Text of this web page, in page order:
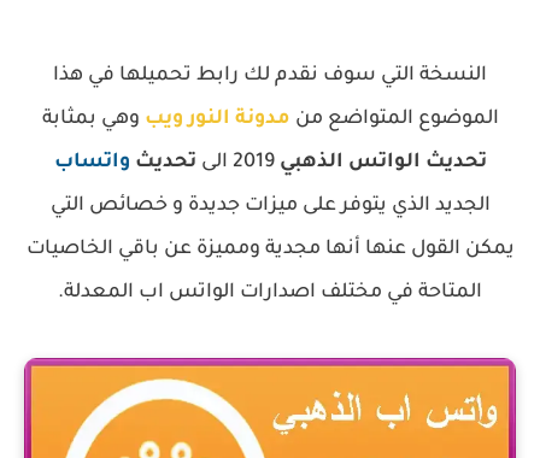
النسخة التي سوف نقدم لك رابط تحميلها في هذا
الموضوع المتواضع من مدونة النور ويب وهي بمثابة
تحديث الواتس الذهبي 2019 الى تحديث واتساب
الجديد الذي يتوفر على ميزات جديدة و خصائص التي
يمكن القول عنها أنها مجدية ومميزة عن باقي الخاصيات
المتاحة في مختلف اصدارات الواتس اب المعدلة.